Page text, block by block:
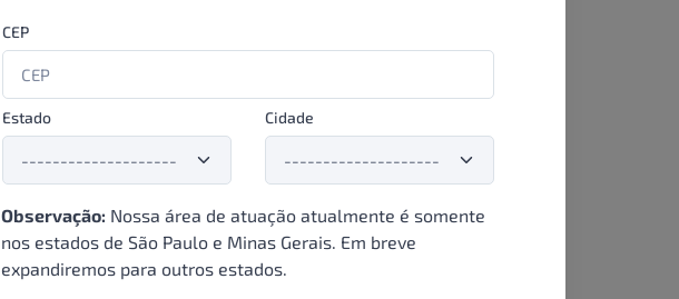
CEP
Estado Cidade
Observação: Nossa área de atuação atualmente é somente
nos estados de São Paulo e Minas Gerais. Em breve
expandiremos para outros estados.